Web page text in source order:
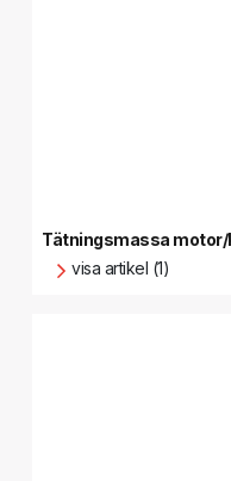
Tätningsmassa motor/
visa artikel (1)